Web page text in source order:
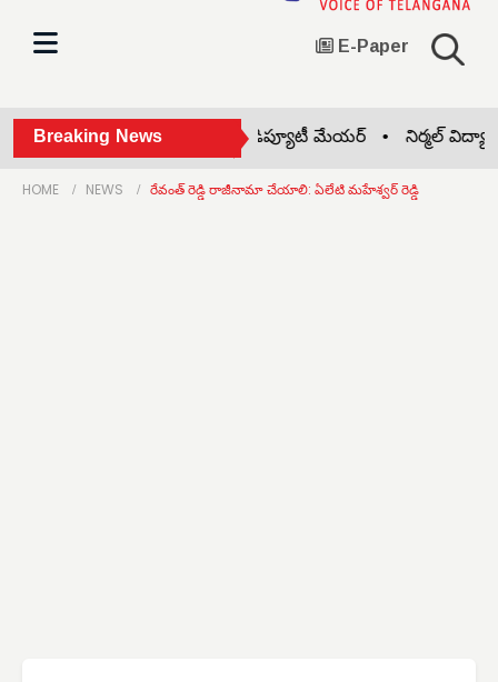
E-Paper
Breaking News
బాధితురాలిని పరామర్శించిన డిప్యూటీ మేయర్ • నిర్మల్
HOME NEWS రేవంత్ రెడ్డి రాజీనామా చేయాలి: ఏలేటి మహేశ్వర్ రెడ్డి